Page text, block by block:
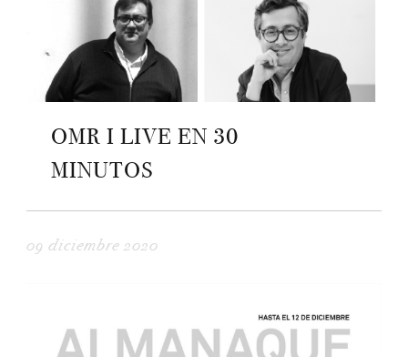
OMR I LIVE EN 30
MINUTOS
09 diciembre 2020